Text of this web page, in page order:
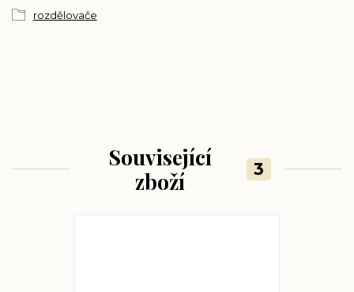
rozdělovače
Související
zboží
3